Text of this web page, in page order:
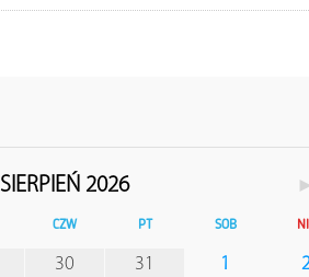
SIERPIEŃ 2026
CZW PT SOB
30 31 1